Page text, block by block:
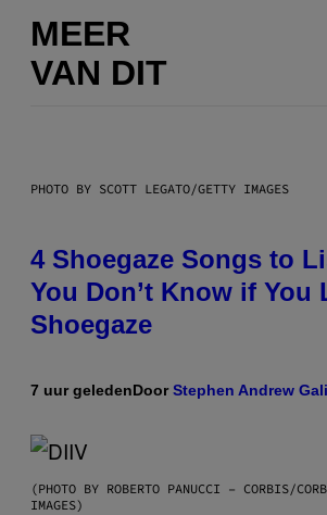
MEER
VAN DIT
PHOTO BY SCOTT LEGATO/GETTY IMAGES
4 Shoegaze Songs to
You Don’t Know if You
Shoegaze
7 uur geledenDoorStephen Andrew
(PHOTO BY ROBERTO PANUCCI – CORBIS/
IMAGES)